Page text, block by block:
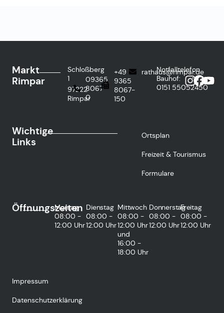
Markt
Rimpar
Schloßberg
1
97222
Rimpar
09365
8067-
0
+49
9365
8067-
150
rathaus@rimpar.de
Notfalltelefon
Bauhof:
0151 55052450
Wichtige
Links
Ortsplan
Freizeit & Tourismus
Formulare
Öffnungszeiten
Montag
08:00 -
12:00 Uhr
Dienstag
08:00 -
12:00 Uhr
Mittwoch
08:00 -
12:00 Uhr
und
16:00 -
18:00 Uhr
Donnerstag
08:00 -
12:00 Uhr
Freitag
08:00 -
12:00 Uhr
Impressum
Datenschutzerklärung